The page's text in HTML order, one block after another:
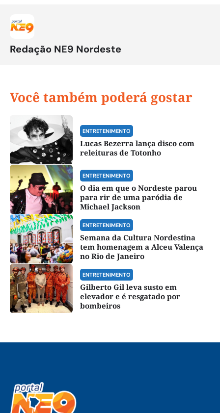
Redação NE9 Nordeste
Você também poderá gostar
ENTRETENIMENTO
Lucas Bezerra lança disco com
releituras de Totonho
ENTRETENIMENTO
O dia em que o Nordeste parou
para rir de uma paródia de
Michael Jackson
ENTRETENIMENTO
Semana da Cultura Nordestina
tem homenagem a Alceu Valença
no Rio de Janeiro
ENTRETENIMENTO
Gilberto Gil leva susto em
elevador e é resgatado por
bombeiros